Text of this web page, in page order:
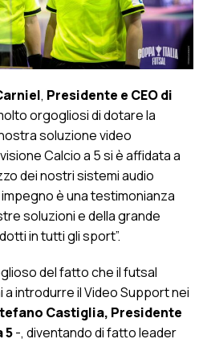
, Presidente e CEO di
orgogliosi di dotare la
soluzione video
Calcio a 5 si è affidata a
dei nostri sistemi audio
impegno è una testimonianza
soluzioni e della grande
in tutti gli sport”.
del fatto che il futsal
introdurre il Video Support nei
Castiglia, Presidente
5-, diventando di fatto leader